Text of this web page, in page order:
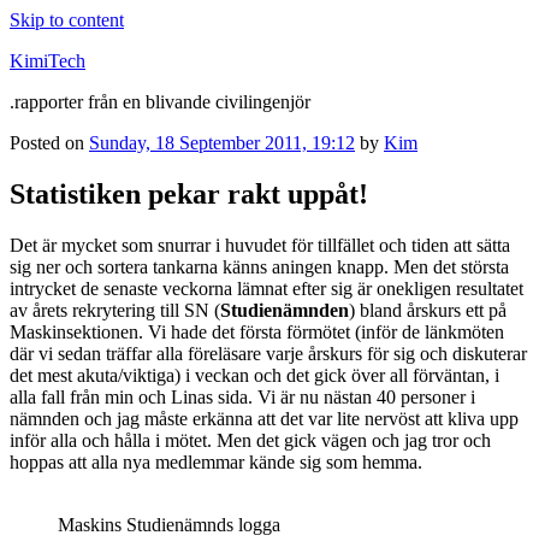
Skip to content
KimiTech
.rapporter från en blivande civilingenjör
Posted on Sunday, 18 September 2011, 19:12 by Kim
Statistiken pekar rakt uppåt!
Det är mycket som snurrar i huvudet för tillfället och tiden att sätta
sig ner och sortera tankarna känns aningen knapp. Men det största
intrycket de senaste veckorna lämnat efter sig är onekligen resultatet
av årets rekrytering till SN (Studienämnden) bland årskurs ett på
Maskinsektionen. Vi hade det första förmötet (inför de länkmöten
där vi sedan träffar alla föreläsare varje årskurs för sig och diskuterar
det mest akuta/viktiga) i veckan och det gick över all förväntan, i
alla fall från min och Linas sida. Vi är nu nästan 40 personer i
nämnden och jag måste erkänna att det var lite nervöst att kliva upp
inför alla och hålla i mötet. Men det gick vägen och jag tror och
hoppas att alla nya medlemmar kände sig som hemma.
Maskins Studienämnds logga